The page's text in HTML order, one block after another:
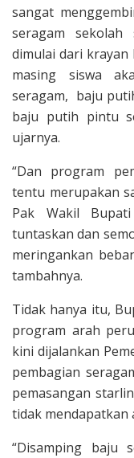
sangat
seragam sekolah
dimulai dari
masing siswa
seragam, baju
baju putih pintu
ujarnya.
“Dan program
tentu merupakan
Pak Wakil
tuntaskan dan
meringankan
tambahnya.
Tidak hanya itu,
program arah
kini dijalankan
pembagian
pemasangan
tidak mendapatkan
“Disamping baju